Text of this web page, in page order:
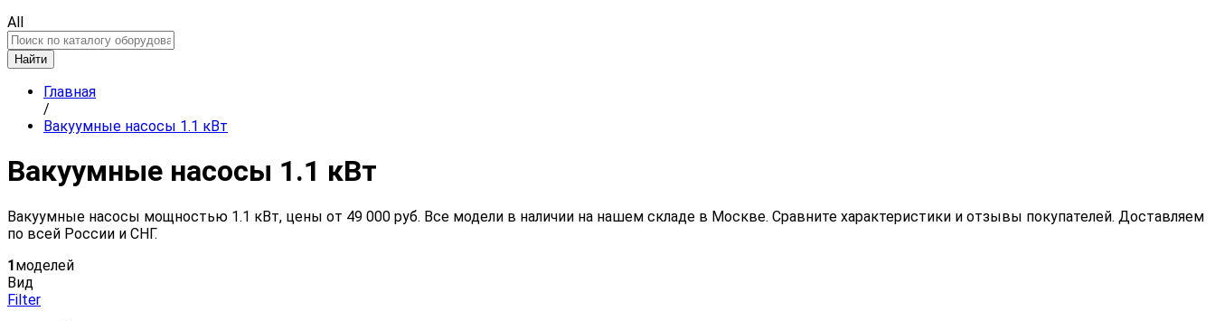
All
Найти
Главная
/
Вакуумные насосы 1.1 кВт
Вакуумные насосы 1.1 кВт
Вакуумные насосы мощностью 1.1 кВт, цены от 49 000 руб. Все модели в наличии на нашем складе в Москве. Сравните характеристики и отзывы покупателей. Доставляем
по всей России и СНГ.
1моделей
Вид
Filter